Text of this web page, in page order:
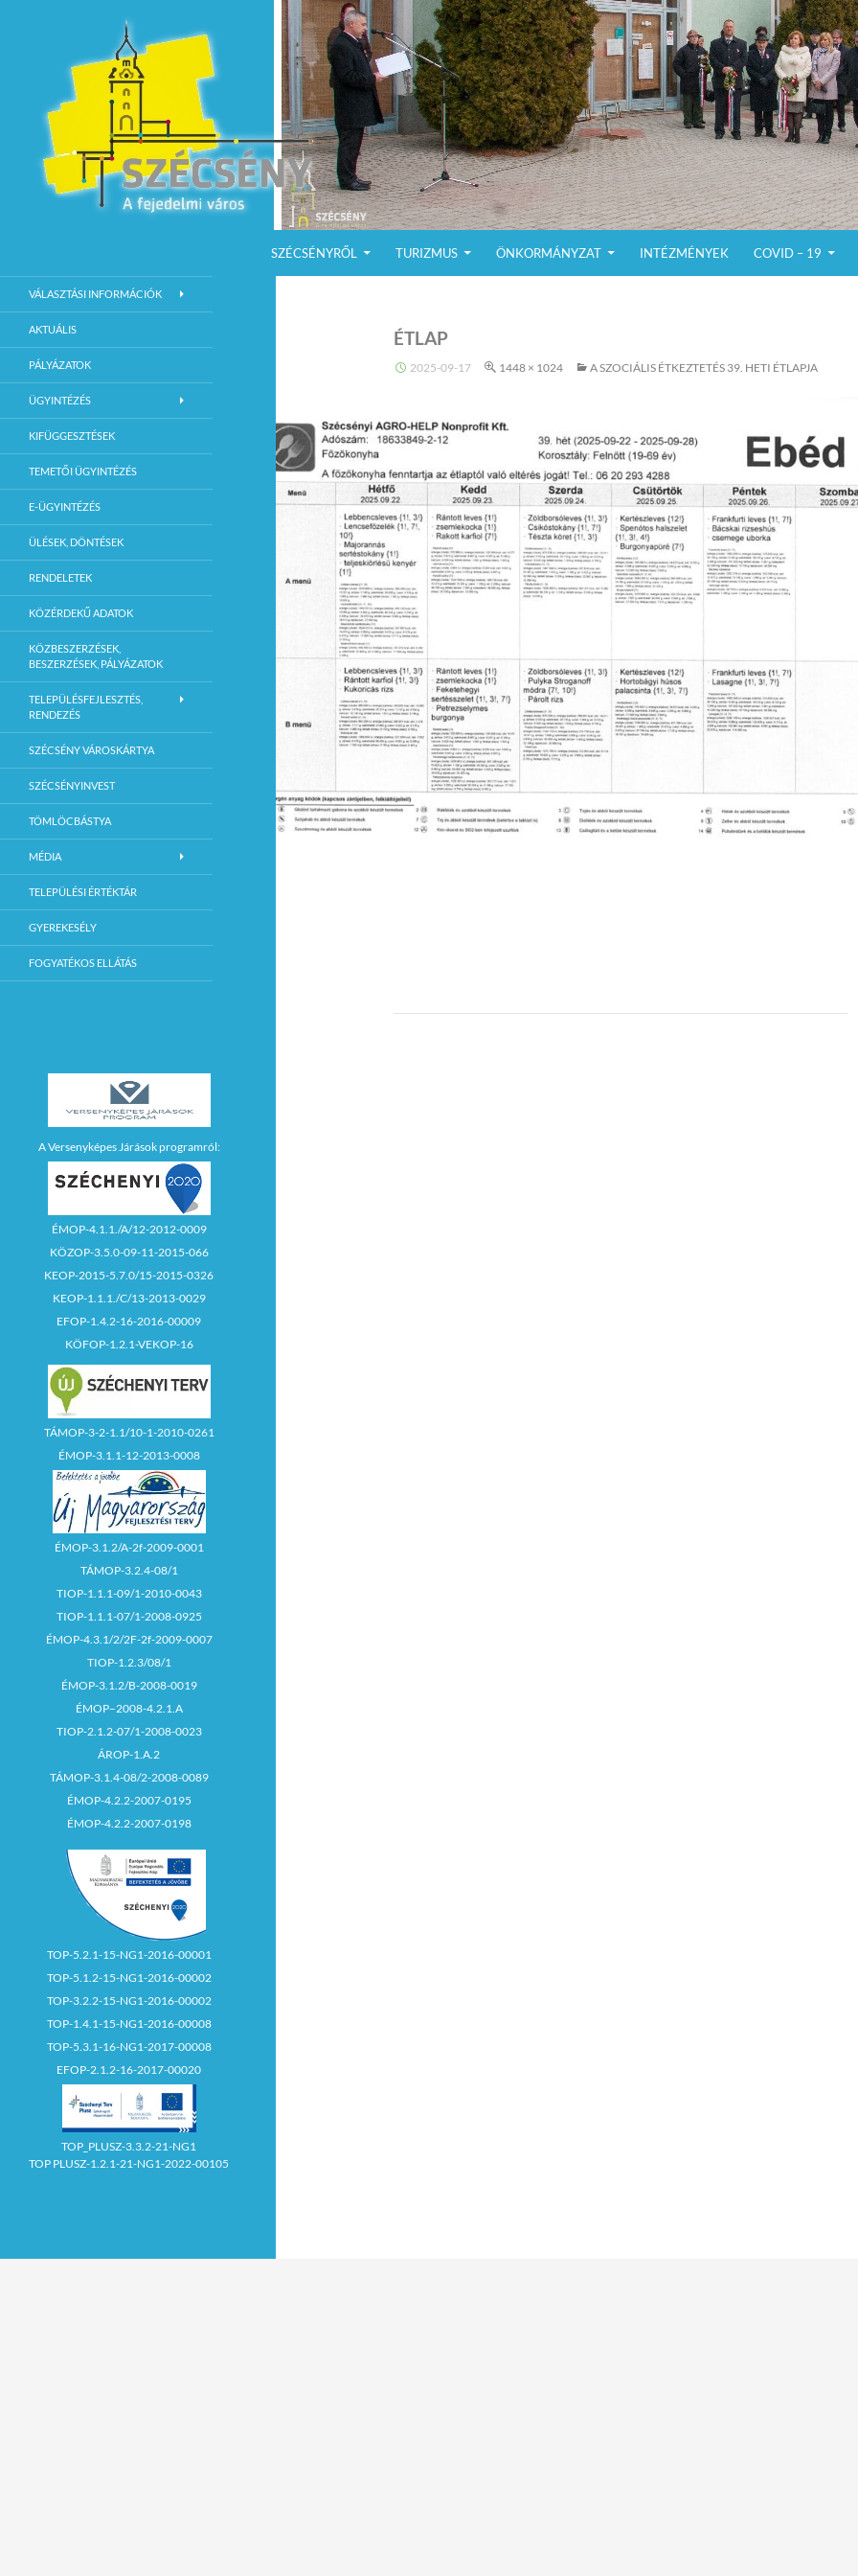
SZÉCSÉNYRŐL
TURIZMUS ÖNKORMÁNYZAT INTÉZMÉNYEK COVID – 19
ÉTLAP
2025-09-17 1448 × 1024 A SZOCIÁLIS ÉTKEZTETÉS 39. HETI ÉTLAPJA
Szécsény Város Hivatalos Weboldala
VÁLASZTÁSI INFORMÁCIÓK
AKTUÁLIS
PÁLYÁZATOK
ÜGYINTÉZÉS
KIFÜGGESZTÉSEK
TEMETŐI ÜGYINTÉZÉS
E-ÜGYINTÉZÉS
ÜLÉSEK, DÖNTÉSEK
RENDELETEK
KÖZÉRDEKŰ ADATOK
KÖZBESZERZÉSEK,
BESZERZÉSEK, PÁLYÁZATOK
TELEPÜLÉSFEJLESZTÉS,
RENDEZÉS
SZÉCSÉNY VÁROSKÁRTYA
SZÉCSÉNYINVEST
TÖMLÖCBÁSTYA
MÉDIA
TELEPÜLÉSI ÉRTÉKTÁR
GYEREKESÉLY
FOGYATÉKOS ELLÁTÁS
A Versenyképes Járások programról:
ÉMOP-4.1.1./A/12-2012-0009
KÖZOP-3.5.0-09-11-2015-066
KEOP-2015-5.7.0/15-2015-0326
KEOP-1.1.1./C/13-2013-0029
EFOP-1.4.2-16-2016-00009
KÖFOP-1.2.1-VEKOP-16
TÁMOP-3-2-1.1/10-1-2010-0261
ÉMOP-3.1.1-12-2013-0008
ÉMOP-3.1.2/A-2f-2009-0001
TÁMOP-3.2.4-08/1
TIOP-1.1.1-09/1-2010-0043
TIOP-1.1.1-07/1-2008-0925
ÉMOP-4.3.1/2/2F-2f-2009-0007
TIOP-1.2.3/08/1
ÉMOP-3.1.2/B-2008-0019
ÉMOP–2008-4.2.1.A
TIOP-2.1.2-07/1-2008-0023
ÁROP-1.A.2
TÁMOP-3.1.4-08/2-2008-0089
ÉMOP-4.2.2-2007-0195
ÉMOP-4.2.2-2007-0198
TOP-5.2.1-15-NG1-2016-00001
TOP-5.1.2-15-NG1-2016-00002
TOP-3.2.2-15-NG1-2016-00002
TOP-1.4.1-15-NG1-2016-00008
TOP-5.3.1-16-NG1-2017-00008
EFOP-2.1.2-16-2017-00020
TOP_PLUSZ-3.3.2-21-NG1
TOP PLUSZ-1.2.1-21-NG1-2022-00105